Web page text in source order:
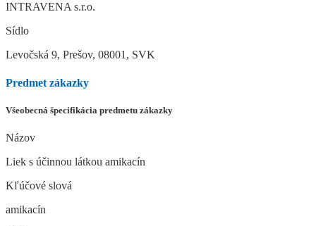
INTRAVENA s.r.o.
Sídlo
Levočská 9, Prešov, 08001, SVK
Predmet zákazky
Všeobecná špecifikácia predmetu zákazky
Názov
Liek s účinnou látkou amikacín
Kľúčové slová
amikacín